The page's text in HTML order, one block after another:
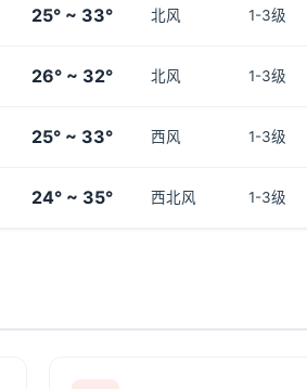
25° ~ 33° 北风 1-3级
26° ~ 32° 北风 1-3级
25° ~ 33° 西风 1-3级
24° ~ 35° 西北风 1-3级